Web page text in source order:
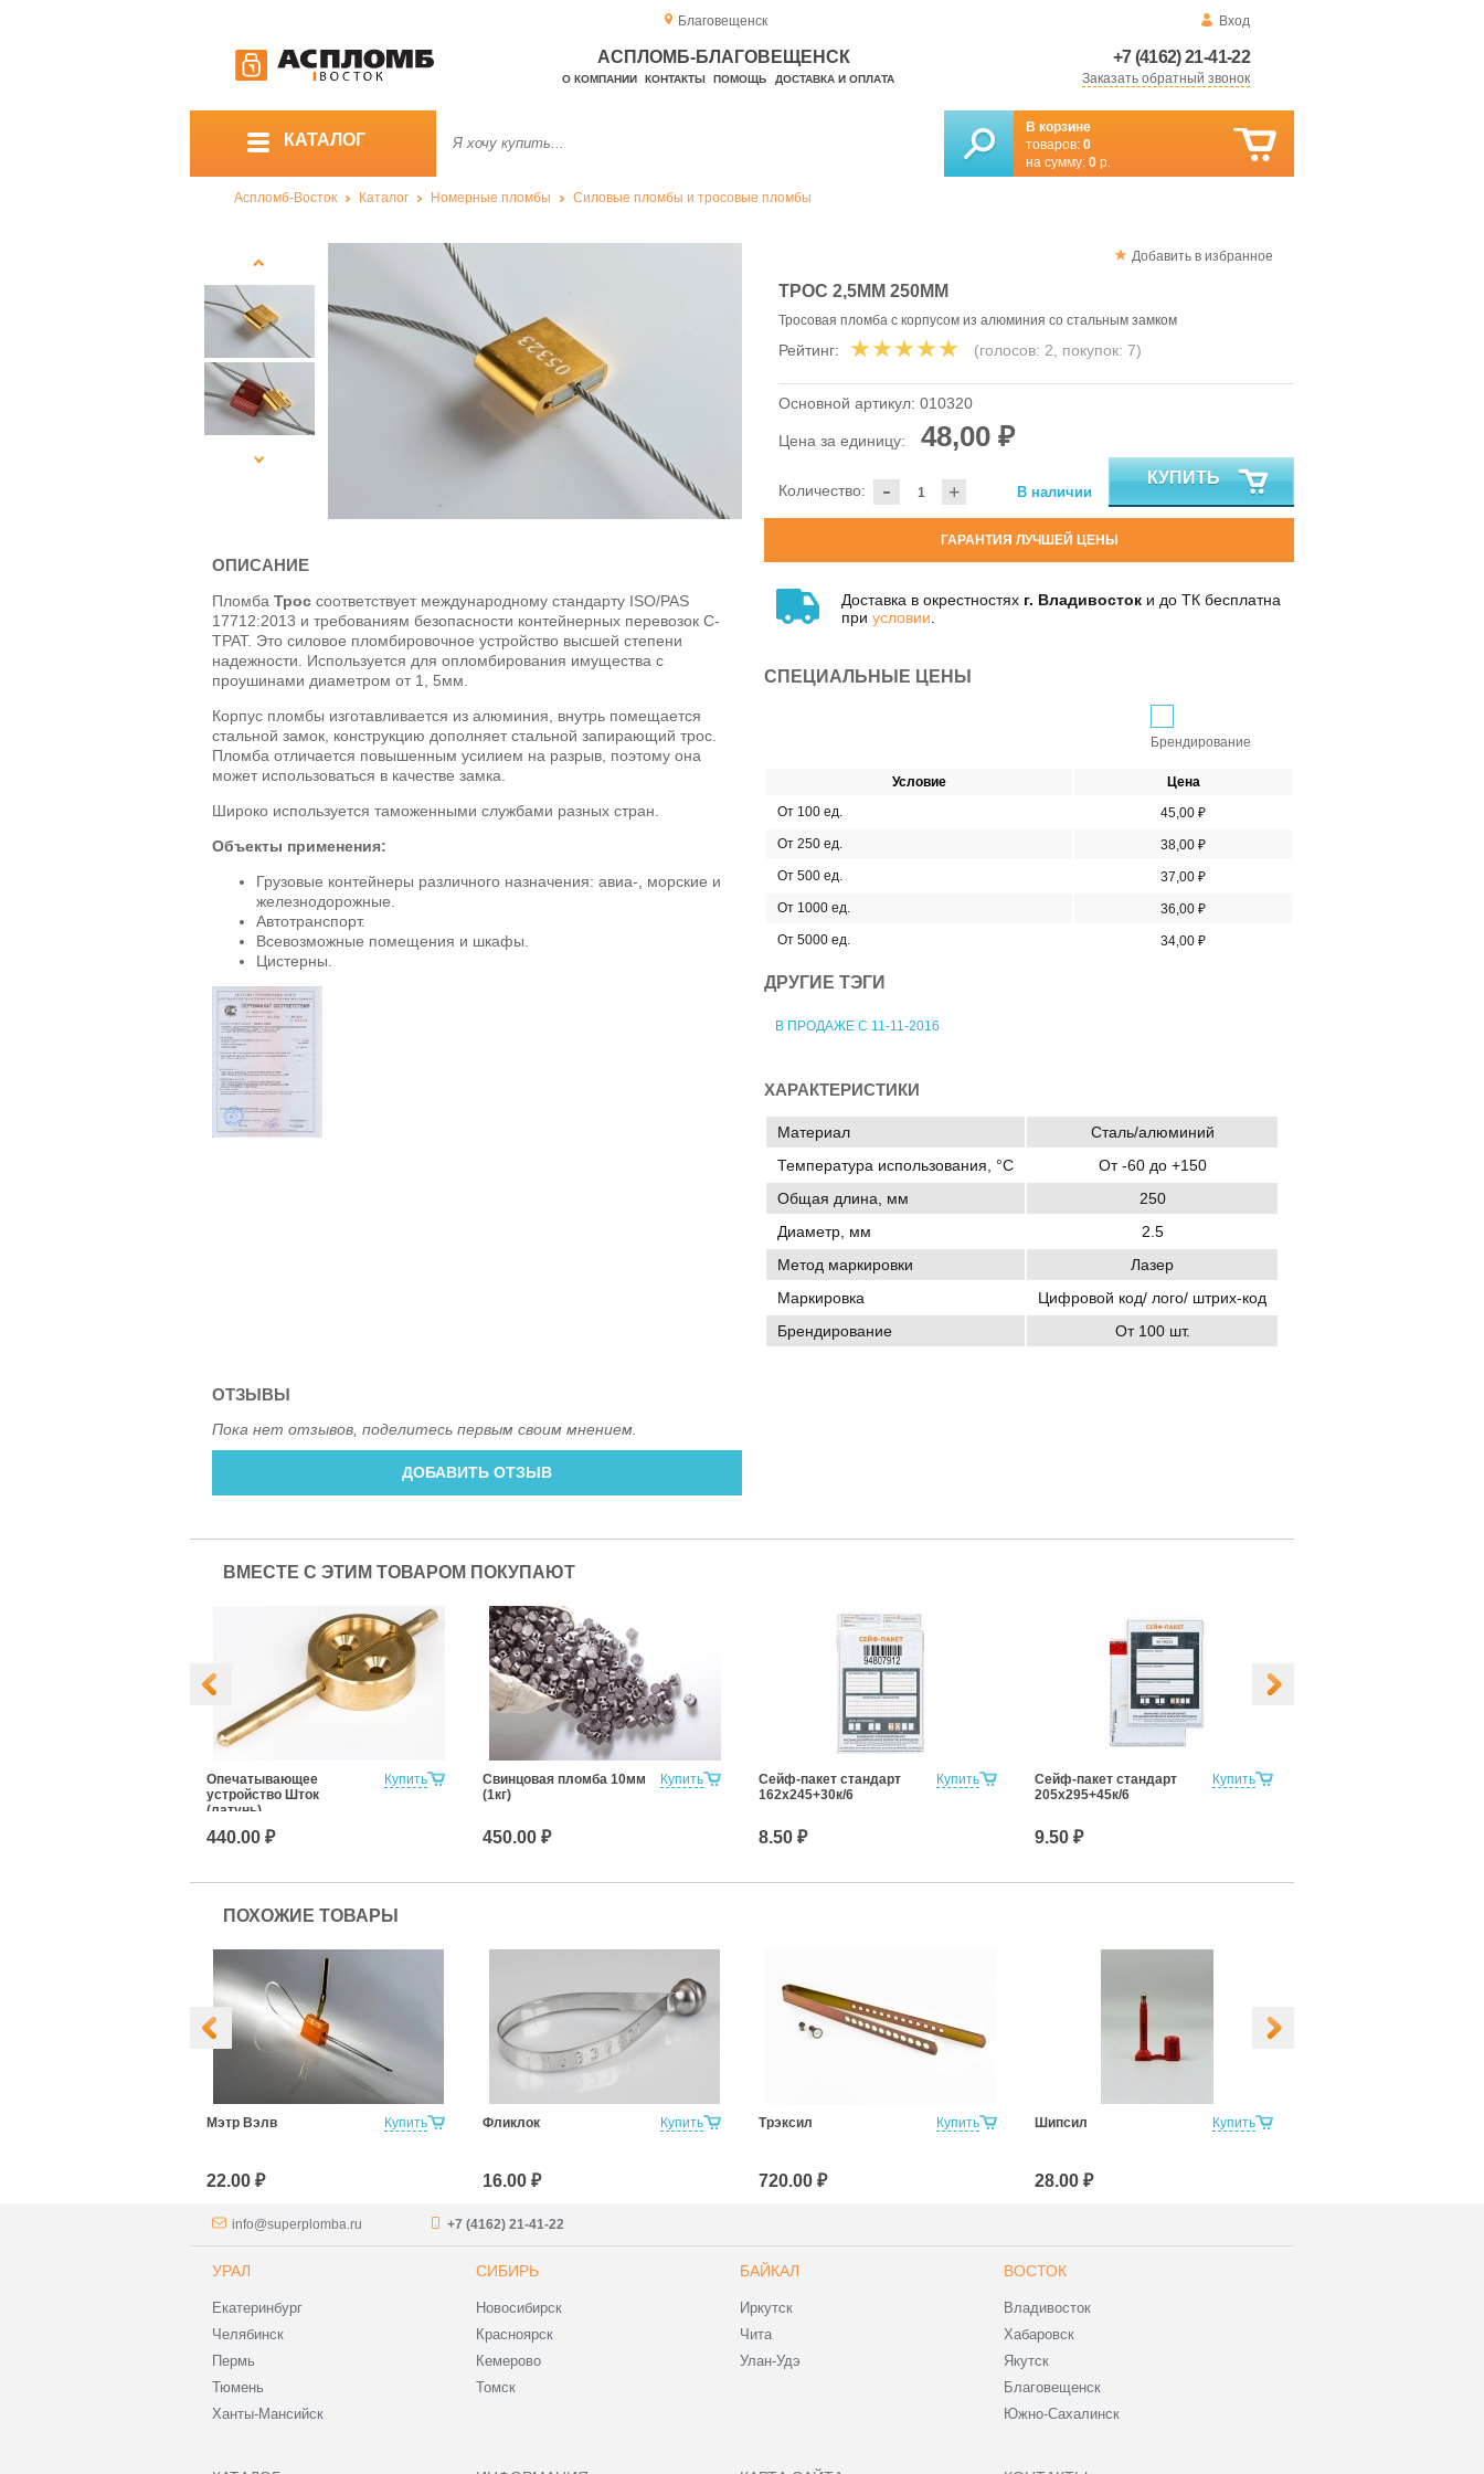
Благовещенск Вход
+7 (4162) 21-41-22
Заказать обратный звонок
АСПЛОМБ-БЛАГОВЕЩЕНСК
О КОМПАНИИ КОНТАКТЫ ПОМОЩЬ ДОСТАВКА И ОПЛАТА
КАТАЛОГ
В корзине
товаров: 0
на сумму: 0 р.
Аспломб-Восток Каталог Номерные пломбы Силовые пломбы и тросовые пломбы
Добавить в избранное
ТРОС 2,5ММ 250ММ
Тросовая пломба с корпусом из алюминия со стальным замком
Рейтинг: (голосов: 2, покупок: 7)
Основной артикул: 010320
Цена за единицу: 48,00 ₽
- +
Количество: В наличии
КУПИТЬ
ГАРАНТИЯ ЛУЧШЕЙ ЦЕНЫ
Доставка в окрестностях г. Владивосток и до ТК бесплатна
при условии
СПЕЦИАЛЬНЫЕ ЦЕНЫ
Брендирование
Условие
Цена
От 100 ед.
45,00 ₽
От 250 ед.
38,00 ₽
От 500 ед.
37,00 ₽
От 1000 ед.
36,00 ₽
От 5000 ед.
34,00 ₽
ДРУГИЕ ТЭГИ
В ПРОДАЖЕ С 11-11-2016
ОПИСАНИЕ
Пломба Трос соответствует международному стандарту ISO/PAS
17712:2013 и требованиям безопасности контейнерных перевозок С-
ТРАТ. Это силовое пломбировочное устройство высшей степени
надежности. Используется для опломбирования имущества с
проушинами диаметром от 1, 5мм.
Корпус пломбы изготавливается из алюминия, внутрь помещается
стальной замок, конструкцию дополняет стальной запирающий трос.
Пломба отличается повышенным усилием на разрыв, поэтому она
может использоваться в качестве замка.
Широко используется таможенными службами разных стран.
Объекты применения:
Грузовые контейнеры различного назначения: авиа-, морские и
железнодорожные.
Автотранспорт.
Всевозможные помещения и шкафы.
Цистерны.
ХАРАКТЕРИСТИКИ
Материал
Сталь/алюминий
Температура использования, °C
От -60 до +150
Общая длина, мм
250
Диаметр, мм
2.5
Метод маркировки
Лазер
Маркировка
Цифровой код/ лого/ штрих-код
Брендирование
От 100 шт.
ОТЗЫВЫ
Пока нет отзывов, поделитесь первым своим мнением.
ДОБАВИТЬ ОТЗЫВ
ВМЕСТЕ С ЭТИМ ТОВАРОМ ПОКУПАЮТ
Купить
Опечатывающее
устройство Шток
(латунь)
440.00 ₽
Купить
Свинцовая пломба 10мм
(1кг)
450.00 ₽
Купить
Сейф-пакет стандарт
162х245+30к/6
8.50 ₽
Купить
Сейф-пакет стандарт
205х295+45к/6
9.50 ₽
ПОХОЖИЕ ТОВАРЫ
Купить
Мэтр Вэлв
22.00 ₽
Купить
Фликлок
16.00 ₽
Купить
Трэксил
720.00 ₽
Купить
Шипсил
28.00 ₽
info@superplomba.ru +7 (4162) 21-41-22
УРАЛ
Екатеринбург
Челябинск
Пермь
Тюмень
Ханты-Мансийск
СИБИРЬ
Новосибирск
Красноярск
Кемерово
Томск
БАЙКАЛ
Иркутск
Чита
Улан-Удэ
ВОСТОК
Владивосток
Хабаровск
Якутск
Благовещенск
Южно-Сахалинск